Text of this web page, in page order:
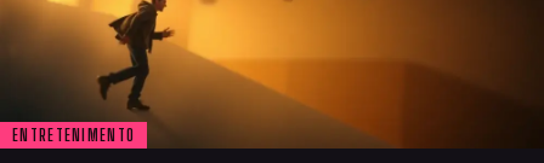
ENTRETENIMENTO